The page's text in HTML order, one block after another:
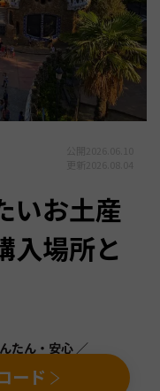
いお土産
入場所と
たん・安心 ／
ード